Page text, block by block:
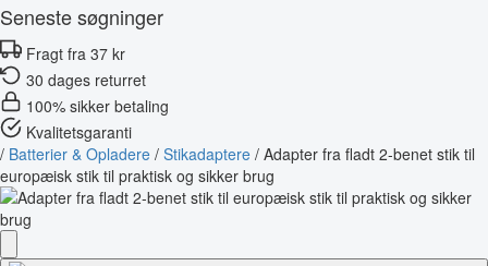
Seneste søgninger
Fragt fra 37 kr
30 dages returret
100% sikker betaling
Kvalitetsgaranti
/ Batterier & Opladere / Stikadaptere / Adapter fra fladt 2-benet stik til
europæisk stik til praktisk og sikker brug